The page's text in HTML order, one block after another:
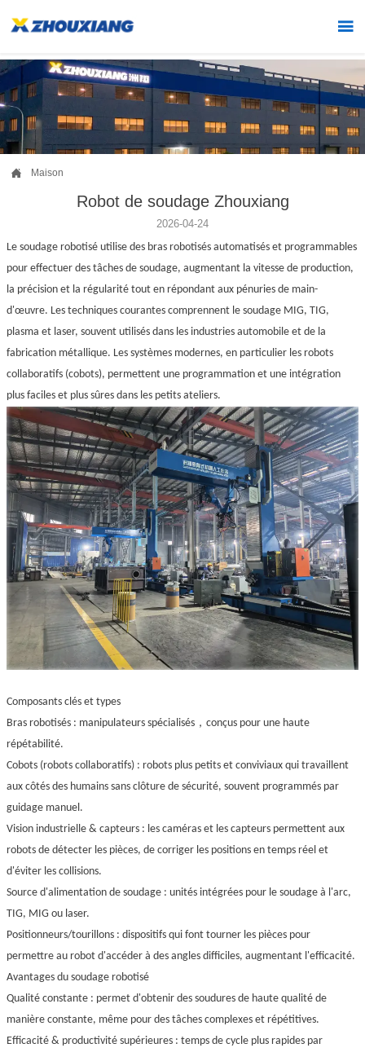

 Maison
Robot de soudage Zhouxiang
2026-04-24
Le soudage robotisé utilise des bras robotisés automatisés et programmables
pour effectuer des tâches de soudage, augmentant la vitesse de production,
la précision et la régularité tout en répondant aux pénuries de main-
d'œuvre. Les techniques courantes comprennent le soudage MIG, TIG,
plasma et laser, souvent utilisés dans les industries automobile et de la
fabrication métallique. Les systèmes modernes, en particulier les robots
collaboratifs (cobots), permettent une programmation et une intégration
plus faciles et plus sûres dans les petits ateliers.
Composants clés et types
Bras robotisés : manipulateurs spécialisés ， conçus pour une haute
répétabilité.
Cobots (robots collaboratifs) : robots plus petits et conviviaux qui travaillent
aux côtés des humains sans clôture de sécurité, souvent programmés par
guidage manuel.
Vision industrielle & capteurs : les caméras et les capteurs permettent aux
robots de détecter les pièces, de corriger les positions en temps réel et
d'éviter les collisions.
Source d'alimentation de soudage : unités intégrées pour le soudage à l'arc,
TIG, MIG ou laser.
Positionneurs/tourillons : dispositifs qui font tourner les pièces pour
permettre au robot d'accéder à des angles difficiles, augmentant l'efficacité.
Avantages du soudage robotisé
Qualité constante : permet d'obtenir des soudures de haute qualité de
manière constante, même pour des tâches complexes et répétitives.
Efficacité & productivité supérieures : temps de cycle plus rapides par